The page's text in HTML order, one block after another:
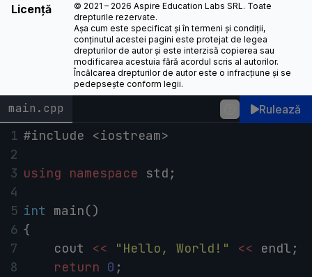
main.cpp Rulează
1 #include <iostream>
2
3 using namespace std ;
4
5 int main()
6 {
7
cout << "Hello, World!" << endl ;
8
return 0 ;
Licență
© 2021 – 2026 Aspire Education Labs SRL. Toate
drepturile rezervate.
Așa cum este specificat și în termeni și condiții,
conținutul acestei pagini este protejat de legea
drepturilor de autor și este interzisă copierea sau
modificarea acestuia fără acordul scris al autorilor.
Încălcarea drepturilor de autor este o infracțiune și se
pedepsește conform legii.